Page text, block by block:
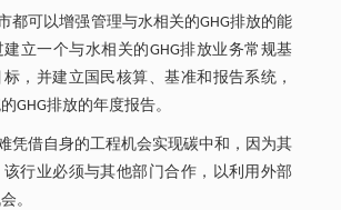
都可以增强管理与水相关的GHG排放的能
立一个与水相关的GHG排放业务常规基
，并建立国民核算、基准和报告系统，
GHG排放的年度报告。
凭借自身的工程机会实现碳中和，因为其
行业必须与其他部门合作，以利用外部
。